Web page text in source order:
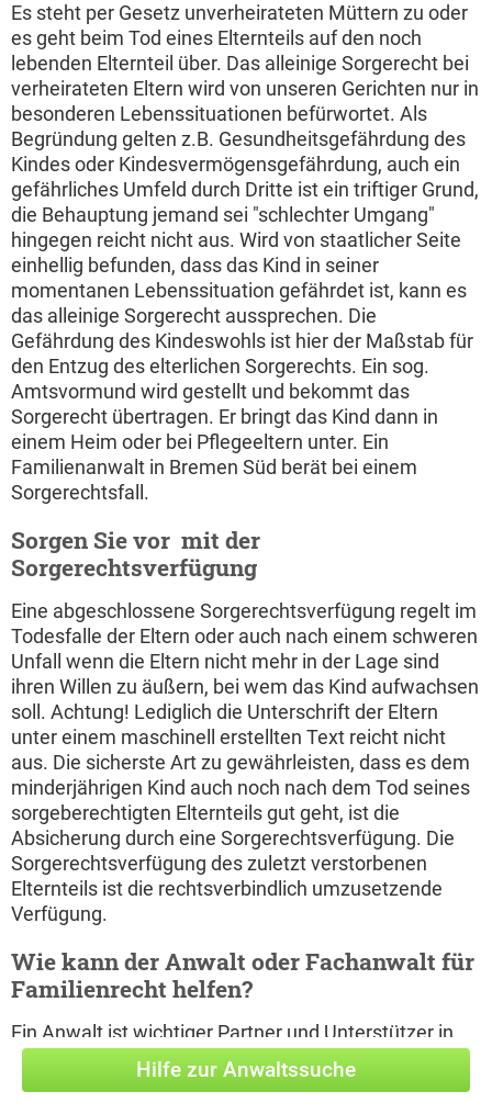
Hilfe zur Anwaltssuche
Es steht per Gesetz unverheirateten Müttern zu oder
es geht beim Tod eines Elternteils auf den noch
lebenden Elternteil über. Das alleinige Sorgerecht bei
verheirateten Eltern wird von unseren Gerichten nur in
besonderen Lebenssituationen befürwortet. Als
Begründung gelten z.B. Gesundheitsgefährdung des
Kindes oder Kindesvermögensgefährdung, auch ein
gefährliches Umfeld durch Dritte ist ein triftiger Grund,
die Behauptung jemand sei "schlechter Umgang"
hingegen reicht nicht aus. Wird von staatlicher Seite
einhellig befunden, dass das Kind in seiner
momentanen Lebenssituation gefährdet ist, kann es
das alleinige Sorgerecht aussprechen. Die
Gefährdung des Kindeswohls ist hier der Maßstab für
den Entzug des elterlichen Sorgerechts. Ein sog.
Amtsvormund wird gestellt und bekommt das
Sorgerecht übertragen. Er bringt das Kind dann in
einem Heim oder bei Pflegeeltern unter. Ein
Familienanwalt in Bremen Süd berät bei einem
Sorgerechtsfall.
Sorgen Sie vor  mit der
Sorgerechtsverfügung
Eine abgeschlossene Sorgerechtsverfügung regelt im
Todesfalle der Eltern oder auch nach einem schweren
Unfall wenn die Eltern nicht mehr in der Lage sind
ihren Willen zu äußern, bei wem das Kind aufwachsen
soll. Achtung! Lediglich die Unterschrift der Eltern
unter einem maschinell erstellten Text reicht nicht
aus. Die sicherste Art zu gewährleisten, dass es dem
minderjährigen Kind auch noch nach dem Tod seines
sorgeberechtigten Elternteils gut geht, ist die
Absicherung durch eine Sorgerechtsverfügung. Die
Sorgerechtsverfügung des zuletzt verstorbenen
Elternteils ist die rechtsverbindlich umzusetzende
Verfügung.
Wie kann der Anwalt oder Fachanwalt für
Familienrecht helfen?
Ein Anwalt ist wichtiger Partner und Unterstützer in
Situationen die zu Rechtsstreitigkeiten führen. Doch
auch außergerichtlich kann ein Rechtsanwalt seinem